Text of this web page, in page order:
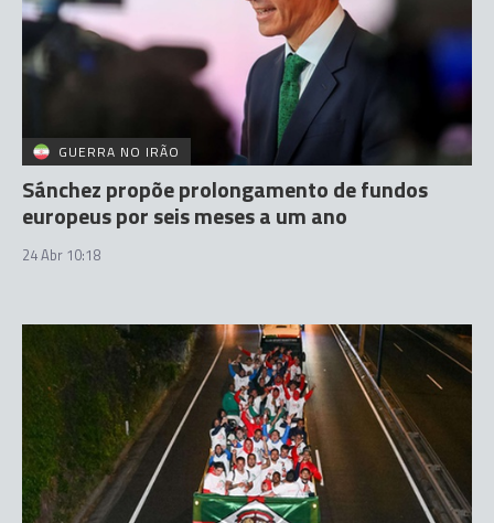
GUERRA NO IRÃO
Sánchez propõe prolongamento de fundos
europeus por seis meses a um ano
24 Abr 10:18